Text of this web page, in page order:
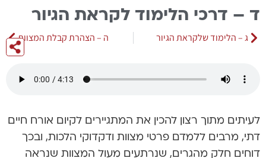
ד – דרכי הלימוד לקראת הגיור
ג – הלימוד שלקראת הגיור ה – הצהרת קבלת המצוות
לעיתים מתוך רצון להכין את המתגיירים לקיום אורח חיים
דתי, מרבים ללמדם פרטי מצוות ודקדוקי הלכות, ובכך
דוחים חלק מהגרים, שנרתעים מעול המצוות שנראה